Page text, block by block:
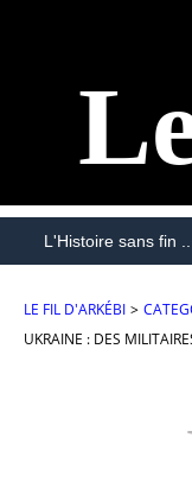
L'Histoire sans fin ....
LE FIL D'ARKÉBI >
UKRAINE : DES